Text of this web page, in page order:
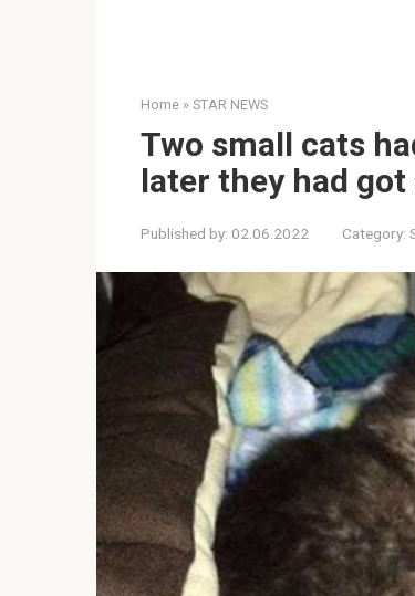
Home » STAR NEWS
Two small cats
later they had
Published by: 02.06.2022 Category: